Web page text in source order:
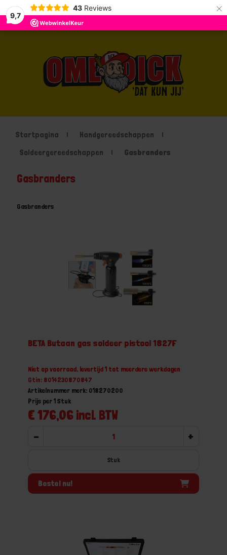
9,7
43 Reviews ×
Startpagina
Handgereedschappen
Soldeergereedschappen
Gasbranders
Gasbranders
Gasbranders
BETA Butaan gas soldeer pistool 1827F
Niet op voorraad, levertijd 1 tot meerdere werkdagen
Gtin: 8014230870847
Artikelnummer merk: 018270200
€ 176,06 incl. BTW
Prijs per 1 Stuk
- +
Stuk
Bestel nu!